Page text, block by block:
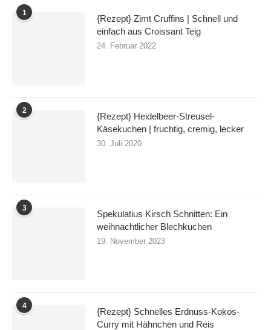
1
{Rezept} Zimt Cruffins | Schnell und
einfach aus Croissant Teig
24. Februar 2022
2
{Rezept} Heidelbeer-Streusel-
Käsekuchen | fruchtig, cremig, lecker
30. Juli 2020
3
Spekulatius Kirsch Schnitten: Ein
weihnachtlicher Blechkuchen
19. November 2023
4
{Rezept} Schnelles Erdnuss-Kokos-
Curry mit Hähnchen und Reis